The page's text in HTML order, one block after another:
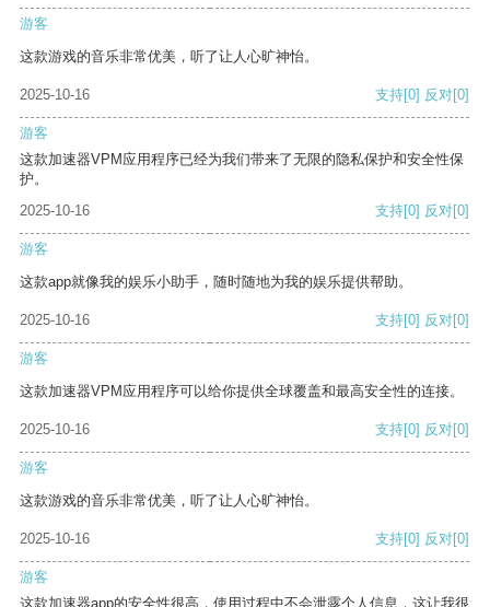
游客
这款游戏的音乐非常优美，听了让人心旷神怡。
2025-10-16 支持[0] 反对[0]
游客
这款加速器VPM应用程序已经为我们带来了无限的隐私保护和安全性保
护。
2025-10-16
支持[0] 反对[0]
游客
这款app就像我的娱乐小助手，随时随地为我的娱乐提供帮助。
2025-10-16 支持[0] 反对[0]
游客
这款加速器VPM应用程序可以给你提供全球覆盖和最高安全性的连接。
2025-10-16 支持[0] 反对[0]
游客
这款游戏的音乐非常优美，听了让人心旷神怡。
2025-10-16 支持[0] 反对[0]
游客
这款加速器app的安全性很高，使用过程中不会泄露个人信息，这让我很